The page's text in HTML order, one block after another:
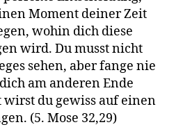
Moment deiner Zeit
wohin dich diese
wird. Du musst nicht
sehen, aber fange nie
am anderen Ende
wirst du gewiss auf einen
(5. Mose 32,29)